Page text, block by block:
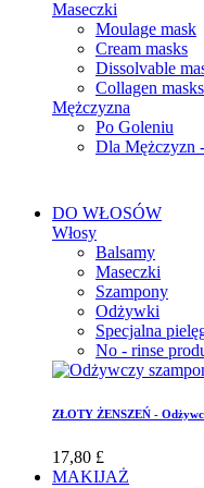
Maseczki
Moulage mask
Cream masks
Dissolvable
Collagen masks
Mężczyzna
Po Goleniu
Dla Mężczyzn
DO WŁOSÓW
Włosy
Balsamy
Maseczki
Szampony
Odżywki
Specjalna
No - rinse
ZŁOTY ŻENSZEŃ -
17,80 £
MAKIJAŻ